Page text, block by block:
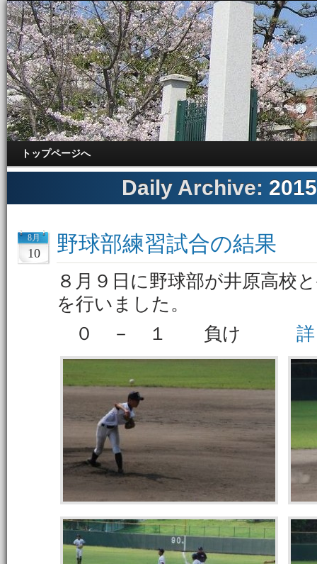
トップページへ
Daily Archive:
8月
10 野球部練習試合の結果
８月９日に野球部が井原高校
を行いました。
０ － １ 負け